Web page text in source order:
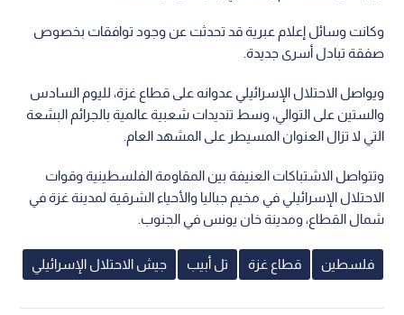
وكانت وسائل إعلام عبرية قد تحدثت عن وجود توافقات بخصوص
صفقة تبادل أسرى جديدة.
ويواصل الاحتلال الإسرائيلي عدوانه على قطاع غزة، لليوم السادس
والستين على التوالي، وسط تنديدات شعبية عالمية بالجرائم البشعة
التي لا تزال العنوان المسيطر على المشهد العام.
وتتواصل الاشتباكات العنيفة بين المقاومة الفلسطينية وقوات
الاحتلال الإسرائيلي في مخيم جباليا والأحياء الشرقية لمدينة غزة في
شمال القطاع، ومدينة خان يونس في الجنوب.
فلسطين قطاع غزة تل أبيب جيش الاحتلال الإسرائيلي